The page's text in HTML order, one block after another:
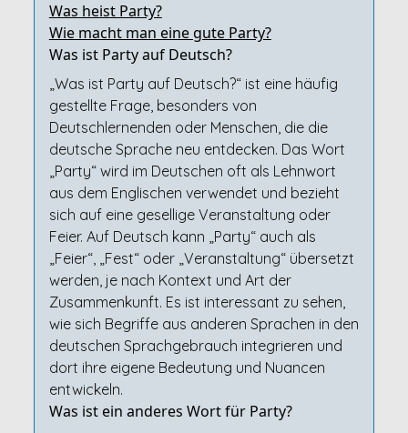
Was heist Party?
Wie macht man eine gute Party?
Was ist Party auf Deutsch?
„Was ist Party auf Deutsch?“ ist eine häufig
gestellte Frage, besonders von
Deutschlernenden oder Menschen, die die
deutsche Sprache neu entdecken. Das Wort
„Party“ wird im Deutschen oft als Lehnwort
aus dem Englischen verwendet und bezieht
sich auf eine gesellige Veranstaltung oder
Feier. Auf Deutsch kann „Party“ auch als
„Feier“, „Fest“ oder „Veranstaltung“ übersetzt
werden, je nach Kontext und Art der
Zusammenkunft. Es ist interessant zu sehen,
wie sich Begriffe aus anderen Sprachen in den
deutschen Sprachgebrauch integrieren und
dort ihre eigene Bedeutung und Nuancen
entwickeln.
Was ist ein anderes Wort für Party?